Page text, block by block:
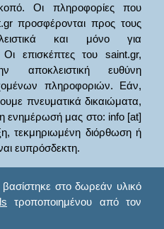
Οι πληροφορίες που
προσφέρονται προς τους
και μόνο για
επισκέπτες του saint.gr,
αποκλειστική ευθύνη
πληροφοριών. Εάν,
πνευματικά δικαιώματα,
ενημέρωσή μας στο: info [at]
τεκμηριωμένη διόρθωση ή
ευπρόσδεκτη.
στο δωρεάν υλικό
τροποποιημένου από τον